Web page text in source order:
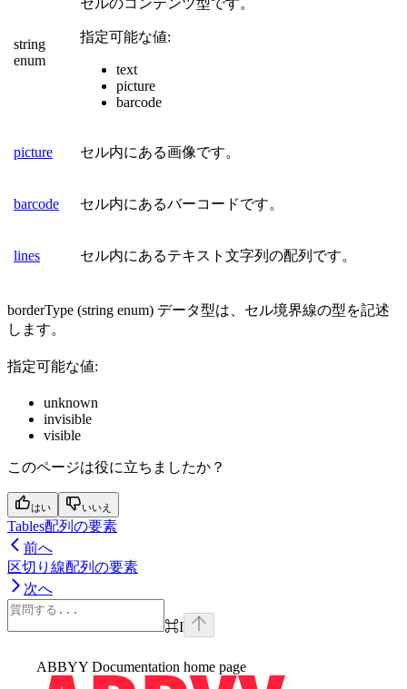
string
enum
セルのコンテンツ型です。
指定可能な値:
text
picture
barcode
picture セル内にある画像です。
barcode セル内にあるバーコードです。
lines セル内にあるテキスト文字列の配列です。
borderType (string enum) データ型は、セル境界線の型を記述
します。
指定可能な値:
unknown
invisible
visible
このページは役に立ちましたか？
はい いいえ
Tables配列の要素
前へ
区切り線配列の要素
次へ
⌘I
ABBYY Documentation home page